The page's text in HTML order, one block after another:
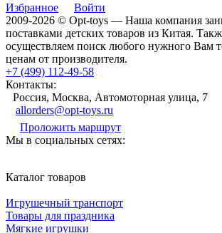
Избранное
Войти
2009-2026 © Opt-toys — Наша компания
поставками детских товаров из Китая.
осуществляем поиск любого нужного Вам
ценам от производителя.
+7 (499) 112-49-58
Контакты:
Россия, Москва, Автомоторная улица, 7
allorders@opt-toys.ru
Проложить маршрут
Мы в социальных сетях:
Каталог товаров
Игрушечный транспорт
Товары для праздника
Мягкие игрушки